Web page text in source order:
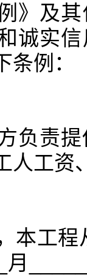
》及
诚实
例：
负责
人工资
本工